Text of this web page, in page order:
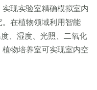
现实验室精确模拟室内
在植物领域利用智能
、湿度、光照、二氧化
物培养室可实现室内空